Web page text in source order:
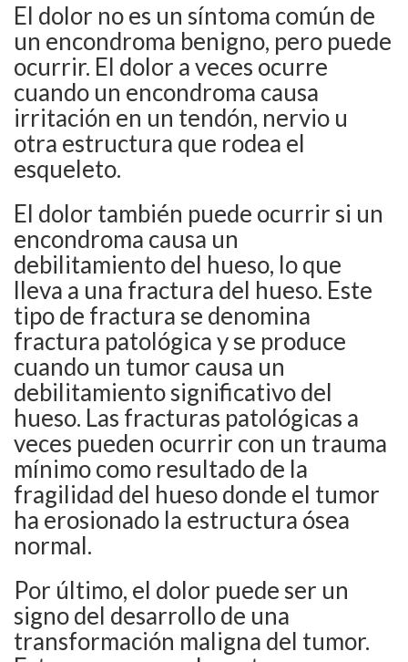
El dolor no es un síntoma común de
un encondroma benigno, pero puede
ocurrir. El dolor a veces ocurre
cuando un encondroma causa
irritación en un tendón, nervio u
otra estructura que rodea el
esqueleto.
El dolor también puede ocurrir si un
encondroma causa un
debilitamiento del hueso, lo que
lleva a una fractura del hueso. Este
tipo de fractura se denomina
fractura patológica y se produce
cuando un tumor causa un
debilitamiento significativo del
hueso. Las fracturas patológicas a
veces pueden ocurrir con un trauma
mínimo como resultado de la
fragilidad del hueso donde el tumor
ha erosionado la estructura ósea
normal.
Por último, el dolor puede ser un
signo del desarrollo de una
transformación maligna del tumor.